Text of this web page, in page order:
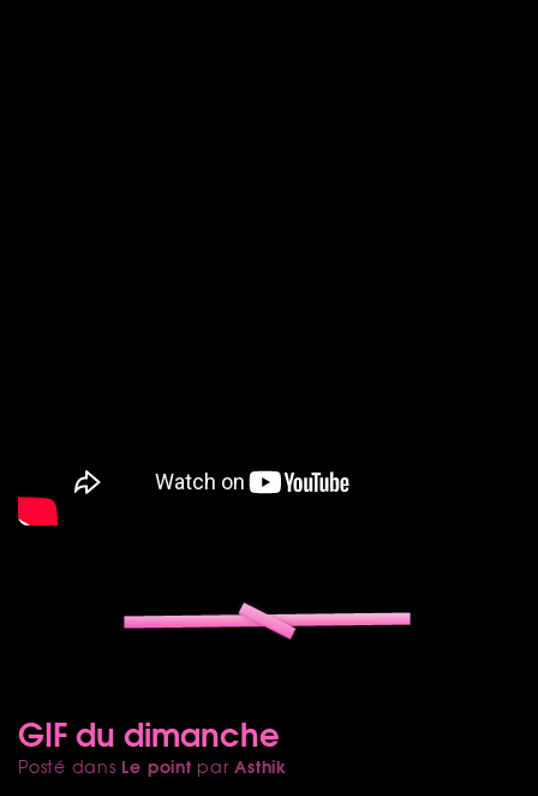
GIF du dimanche
Posté dans Le point parAsthik